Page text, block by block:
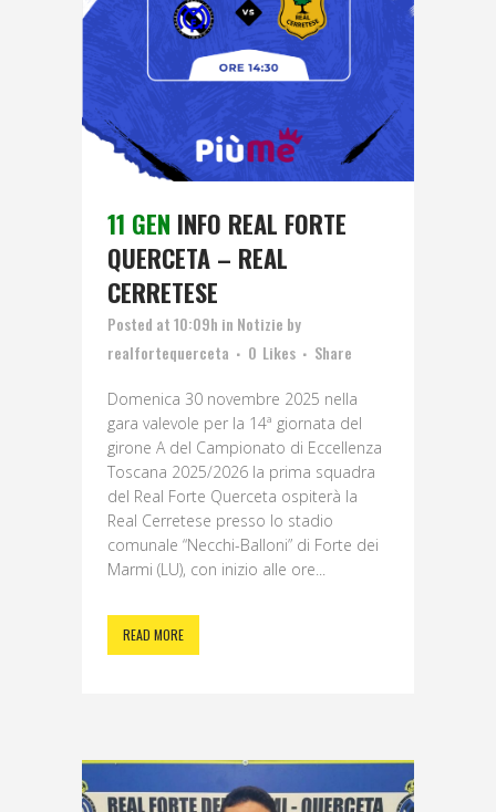
11 GEN INFO REAL FORTE
QUERCETA – REAL
CERRETESE
Posted at 10:09h in Notizie by
realfortequerceta
0 Likes Share
Domenica 30 novembre 2025 nella
gara valevole per la 14ª giornata del
girone A del Campionato di Eccellenza
Toscana 2025/2026 la prima squadra
del Real Forte Querceta ospiterà la
Real Cerretese presso lo stadio
comunale “Necchi-Balloni” di Forte dei
Marmi (LU), con inizio alle ore...
READ MORE